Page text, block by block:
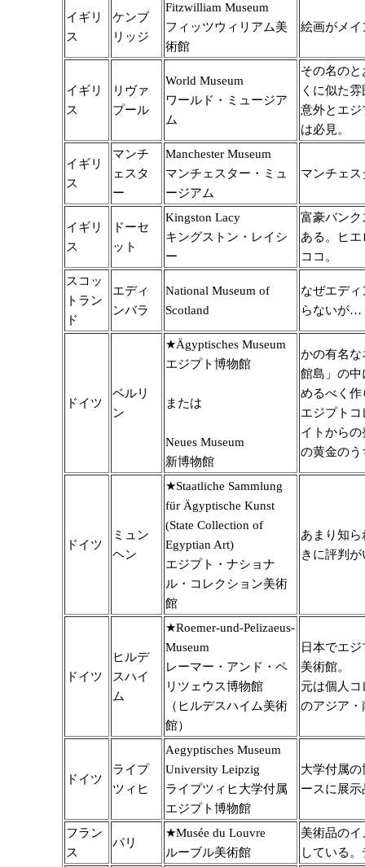
イギリ
ス
ケンブ
リッジ
Fitzwilliam Museum
フィッツウィリアム美
術館
絵画がメ
イギリ
ス
リヴァ
プール
World Museum
ワールド・ミュージア
ム
その名の
くに似た
意外とエ
は必見。
イギリ
ス
マンチ
ェスタ
ー
Manchester Museum
マンチェスター・ミュ
ージアム
マンチェ
イギリ
ス
ドーセ
ット
Kingston Lacy
キングストン・レイシ
ー
富豪バン
ある。ヒ
ココ。
スコッ
トラン
ド
エディ
ンバラ
National Museum of
Scotland
なぜエデ
らないが…
ドイツ
ベルリ
ン
★Ägyptisches Museum
エジプト博物館
または
Neues Museum
新博物館
かの有名
館島」の
めるべく
エジプト
イトから
の黄金のう
ドイツ
ミュン
ヘン
★Staatliche Sammlung
für Ägyptische Kunst
(State Collection of
Egyptian Art)
エジプト・ナショナ
ル・コレクション美術
館
あまり知
きに評判が
ドイツ
ヒルデ
スハイ
ム
★Roemer-und-Pelizaeus-
Museum
レーマー・アンド・ペ
リツェウス博物館
（ヒルデスハイム美術
館）
日本でエ
美術館。
元は個人
のアジア・
ドイツ
ライプ
ツィヒ
Aegyptisches Museum
University Leipzig
ライプツィヒ大学付属
エジプト博物館
大学付属
ースに展
フラン
ス
パリ
★Musée du Louvre
ルーブル美術館
美術品の
している